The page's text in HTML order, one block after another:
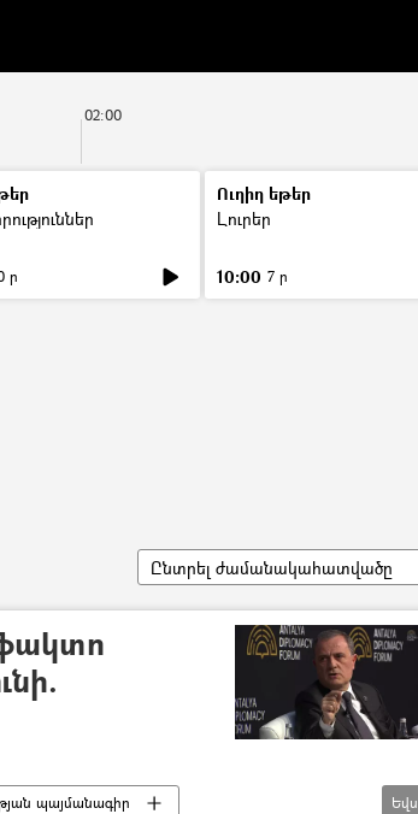
02:00
ր
Ուղիղ եթեր
Լուրեր
10:00 7 ր
Ընտրել ժամանակահատվածը
պայմանագիր
Եվս